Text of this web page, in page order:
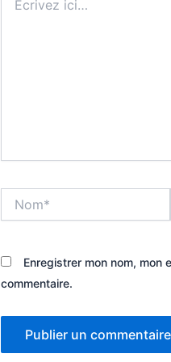
ici…
Enregistrer mon nom, mon
commentaire.